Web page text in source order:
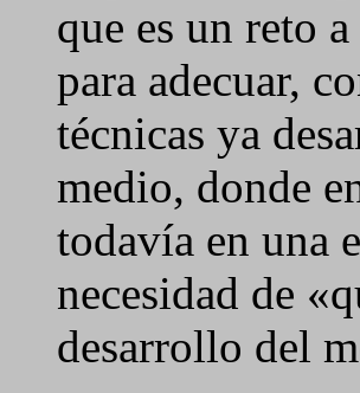
que es un reto
para adecuar,
técnicas ya
medio, donde
todavía en una
necesidad de
desarrollo del